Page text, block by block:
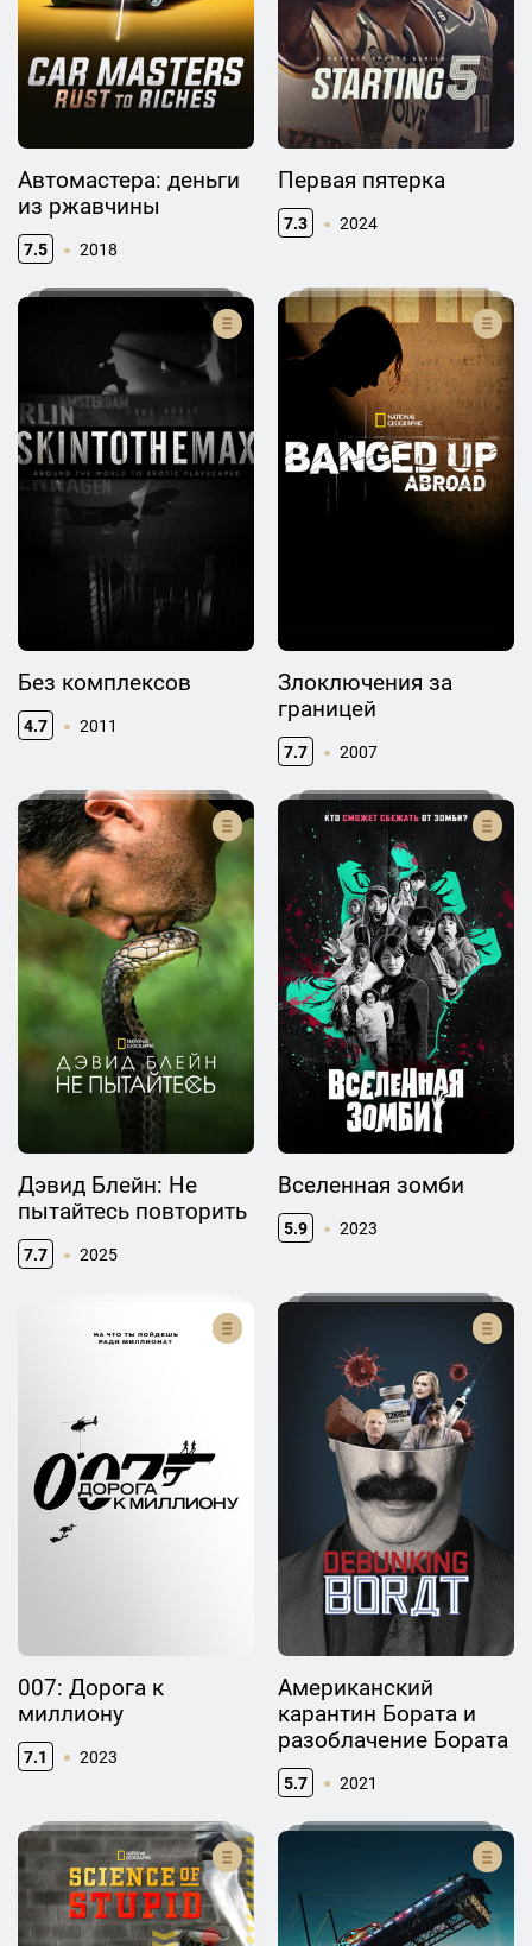
Автомастера: деньги
из ржавчины
7.5 2018
Первая пятерка
7.3 2024
Без комплексов
4.7 2011
Злоключения за
границей
7.7 2007
Дэвид Блейн: Не
пытайтесь повторить
7.7 2025
Вселенная зомби
5.9 2023
007: Дорога к
миллиону
7.1 2023
Американский
карантин Бората и
разоблачение Бората
5.7 2021